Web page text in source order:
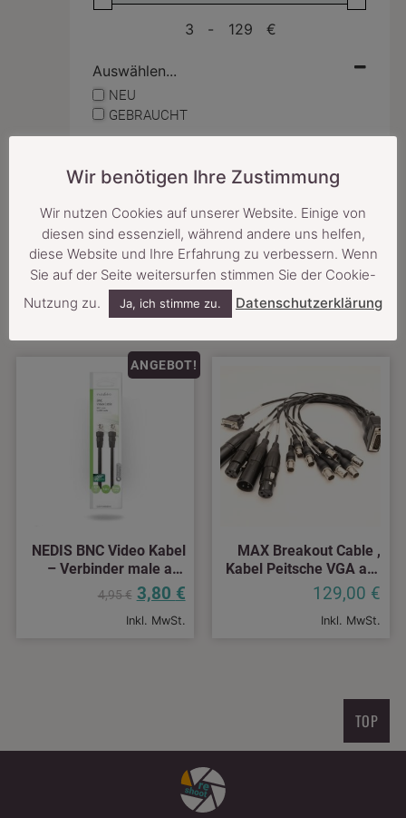
- €
Auswählen...
NEU
GEBRAUCHT
FILTER RESET
ANGEBOT!
NEDIS BNC Video Kabel
– Verbinder male auf
male – sehr dünn für
Kamerarig Verkabelung
4,95€ 3,80 €
Inkl. MwSt.
MAX Breakout Cable ,
Kabel Peitsche VGA auf
BNC, XLR
129,00 €
Inkl. MwSt.
TOP
Wir benötigen Ihre Zustimmung
Wir nutzen Cookies auf unserer Website. Einige von
diesen sind essenziell, während andere uns helfen,
diese Website und Ihre Erfahrung zu verbessern. Wenn
Sie auf der Seite weitersurfen stimmen Sie der Cookie-
Nutzung zu.
Ja, ich stimme zu. Datenschutzerklärung